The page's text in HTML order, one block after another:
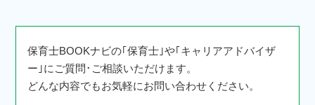
保育士BOOKナビの｢保育士｣や｢キャリアアドバイザ
ー｣にご質問･ご相談いただけます。
どんな内容でもお気軽にお問い合わせください。